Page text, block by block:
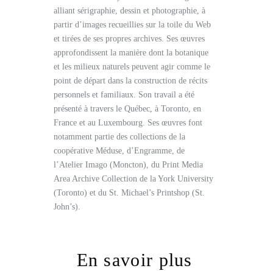
alliant sérigraphie, dessin et photographie, à
partir d’images recueillies sur la toile du Web
et tirées de ses propres archives. Ses œuvres
approfondissent la manière dont la botanique
et les milieux naturels peuvent agir comme le
point de départ dans la construction de récits
personnels et familiaux. Son travail a été
présenté à travers le Québec, à Toronto, en
France et au Luxembourg. Ses œuvres font
notamment partie des collections de la
coopérative Méduse, d’Engramme, de
l’Atelier Imago (Moncton), du Print Media
Area Archive Collection de la York University
(Toronto) et du St. Michael’s Printshop (St.
John’s).
En savoir plus